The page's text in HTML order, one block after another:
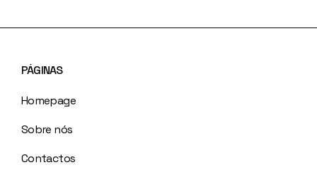
PÁGINAS
Homepage
Sobre nós
Contactos